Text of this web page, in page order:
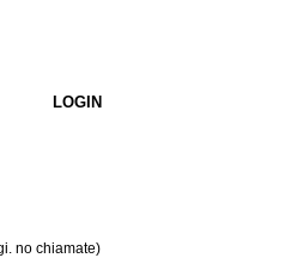
no chiamate)